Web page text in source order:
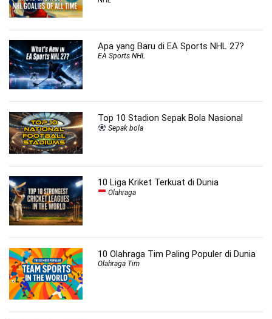
Apa yang Baru di EA Sports NHL 27?
EA Sports NHL
Top 10 Stadion Sepak Bola Nasional
Sepak bola
10 Liga Kriket Terkuat di Dunia
Olahraga
10 Olahraga Tim Paling Populer di Dunia
Olahraga Tim